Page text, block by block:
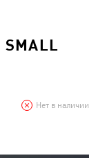
Нет в наличии